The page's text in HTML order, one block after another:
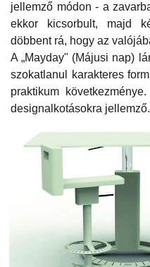
jellemző módon - a
ekkor kicsorbult, majd
döbbent rá, hogy az
A „Mayday" (Májusi nap)
szokatlanul karakteres
praktikum
designalkotásokra jellemző.